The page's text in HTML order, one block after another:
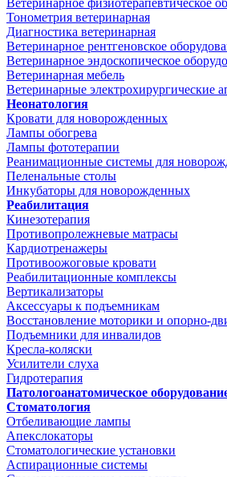
Ветеринарное физиотерапевтическое
Тонометрия ветеринарная
Диагностика ветеринарная
Ветеринарное рентгеновское
Ветеринарное эндоскопическое
Ветеринарная мебель
Ветеринарные электрохирургические
Неонатология
Кровати для новорожденных
Лампы обогрева
Лампы фототерапии
Реанимационные системы для
Пеленальные столы
Инкубаторы для новорожденных
Реабилитация
Кинезотерапия
Противопролежневые матрасы
Кардиотренажеры
Противоожоговые кровати
Реабилитационные комплексы
Вертикализаторы
Аксессуары к подъемникам
Восстановление моторики и опорно-
Подъемники для инвалидов
Кресла-коляски
Усилители слуха
Гидротерапия
Патологоанатомическое
Стоматология
Отбеливающие лампы
Апекслокаторы
Стоматологические установки
Аспирационные системы